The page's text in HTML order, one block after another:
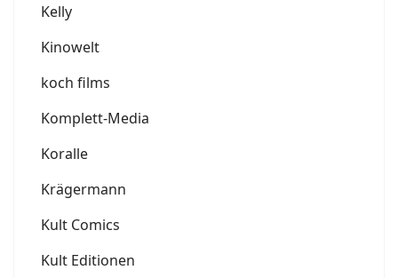
Kelly
Kinowelt
koch films
Komplett-Media
Koralle
Krägermann
Kult Comics
Kult Editionen